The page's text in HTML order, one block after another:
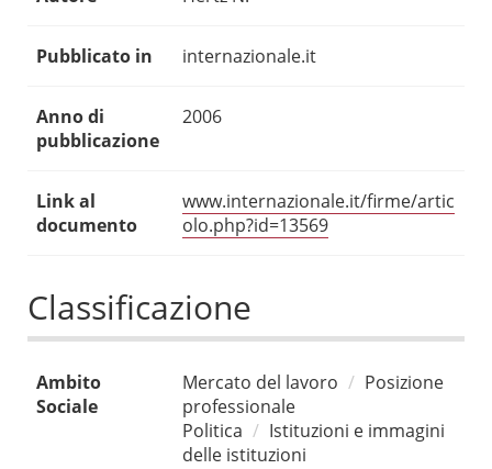
Pubblicato in internazionale.it
Anno di
pubblicazione
2006
Link al
documento
www.internazionale.it/firme/artic
olo.php?id=13569
Classificazione
Ambito
Sociale
Mercato del lavoro
Posizione
professionale
Politica
Istituzioni e immagini
delle istituzioni